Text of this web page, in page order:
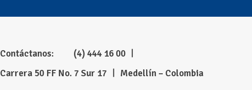
Contáctanos:
(4) 444 16 00 ㅣ
Carrera 50 FF No. 7 Sur 17 ㅣ Medellín – Colombia